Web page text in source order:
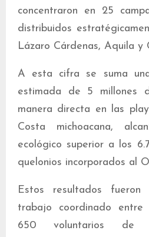
concentraron en 25
distribuidos
Lázaro Cárdenas, Aquila y
A esta cifra se suma
estimada de 5 millones
manera directa en las
Costa michoacana,
ecológico superior a los
quelonios incorporados al
Estos resultados fueron
trabajo coordinado
650 voluntarios de